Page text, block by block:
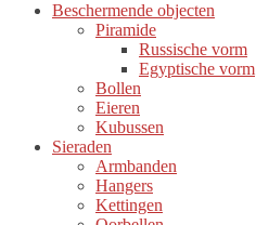
Beschermende objecten
Piramide
Russische vorm
Egyptische vorm
Bollen
Eieren
Kubussen
Sieraden
Armbanden
Hangers
Kettingen